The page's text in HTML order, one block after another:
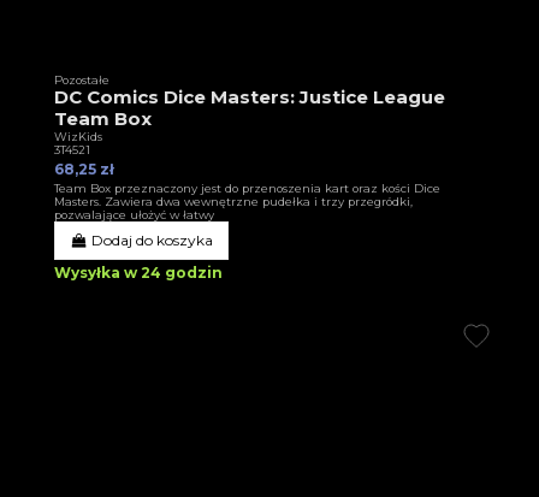
Pozostałe
DC Comics Dice Masters: Justice League
Team Box
WizKids
3T4521
68,25 zł
Team Box przeznaczony jest do przenoszenia kart oraz kości Dice
Masters. Zawiera dwa wewnętrzne pudełka i trzy przegródki,
pozwalające ułożyć w łatwy
Dodaj do koszyka
Wysyłka w 24 godzin